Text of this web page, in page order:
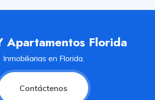
Apartamentos Florida
Inmobiliarias en Florida.
Contáctenos